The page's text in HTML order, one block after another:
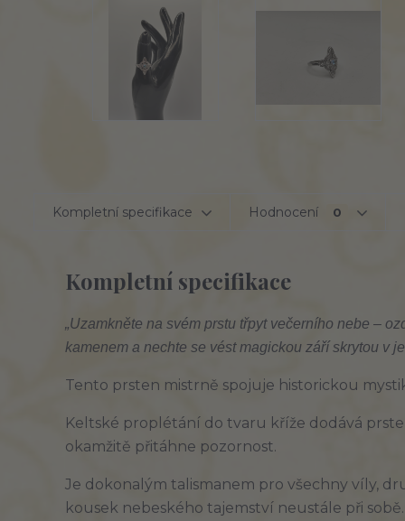
Kompletní specifikace Hodnocení 0
Kompletní specifikace
„Uzamkněte na svém prstu třpyt večerního nebe –
kamenem a nechte se vést magickou září skrytou v
Tento prsten mistrně spojuje historickou
Keltské proplétání do tvaru kříže dodává
okamžitě přitáhne pozornost.
Je dokonalým talismanem pro všechny víly,
kousek nebeského tajemství neustále při sobě.